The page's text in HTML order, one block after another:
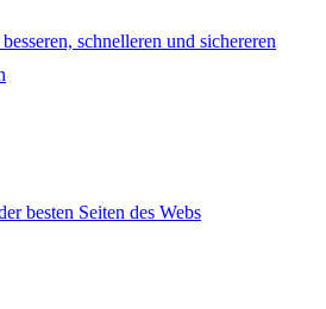
schnelleren und sichereren
besten Seiten des Webs